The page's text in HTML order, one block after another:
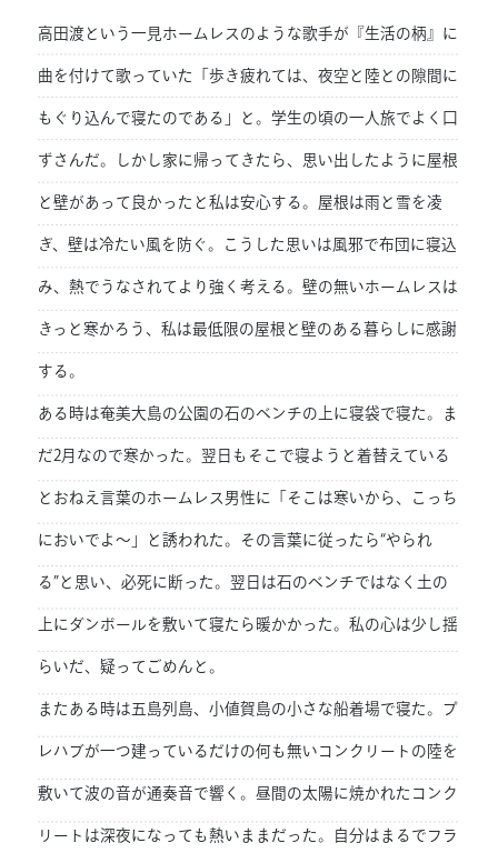
高田渡という一見ホームレスのような歌手が『生活の柄』に
曲を付けて歌っていた「歩き疲れては、夜空と陸との隙間に
もぐり込んで寝たのである」と。学生の頃の一人旅でよく口
ずさんだ。しかし家に帰ってきたら、思い出したように屋根
と壁があって良かったと私は安心する。屋根は雨と雪を凌
ぎ、壁は冷たい風を防ぐ。こうした思いは風邪で布団に寝込
み、熱でうなされてより強く考える。壁の無いホームレスは
きっと寒かろう、私は最低限の屋根と壁のある暮らしに感謝
する。
ある時は奄美大島の公園の石のベンチの上に寝袋で寝た。ま
だ2月なので寒かった。翌日もそこで寝ようと着替えている
とおねえ言葉のホームレス男性に「そこは寒いから、こっち
においでよ～」と誘われた。その言葉に従ったら“やられ
る”と思い、必死に断った。翌日は石のベンチではなく土の
上にダンボールを敷いて寝たら暖かかった。私の心は少し揺
らいだ、疑ってごめんと。
またある時は五島列島、小値賀島の小さな船着場で寝た。プ
レハブが一つ建っているだけの何も無いコンクリートの陸を
敷いて波の音が通奏音で響く。昼間の太陽に焼かれたコンク
リートは深夜になっても熱いままだった。自分はまるでフラ